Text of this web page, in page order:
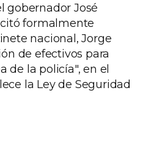
gobernador José
formalmente
nacional, Jorge
de efectivos para
de la policía", en el
la Ley de Seguridad